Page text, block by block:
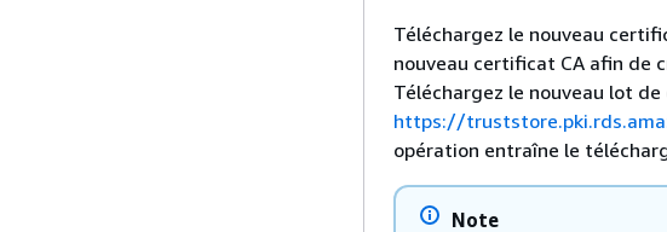
Téléchargez le nouveau
nouveau certificat CA afin de
Téléchargez le nouveau lot
https://
opération entraîne le
Note